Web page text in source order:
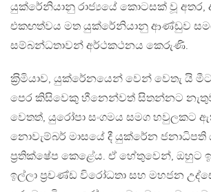
යුක්රේනියානු රාජ්‍යයේ කොටසක් වූ අතර,
එකඟත්වය මත යුක්රේනියානු ආණ්ඩුව සමග
සම්බන්ධතාවන් අර්ථකථනය කෙරුණි.
ක‍්‍රිමියාව, යුක්රේනයෙන් වෙන් වෙතැ යි
පෙර කිසිවෙකු හීනෙන්වත් සිතන්නට
වෙතත්, යුරෝපා සංගමය සමග හවුලකට
නොවැම්බර් මාසයේ දී යුක්රේන
ප‍්‍රතික්ෂේප කෙළේය. ඒ හේතුවෙන්, ඔහුට
ඉල්ලා ප‍්‍රචණ්ඩ විරෝධතා සහ මහජන